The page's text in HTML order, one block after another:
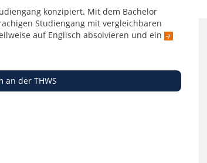
konzipiert. Mit dem Bachelor
Studiengang mit vergleichbaren
auf Englisch absolvieren und ein
an der THWS